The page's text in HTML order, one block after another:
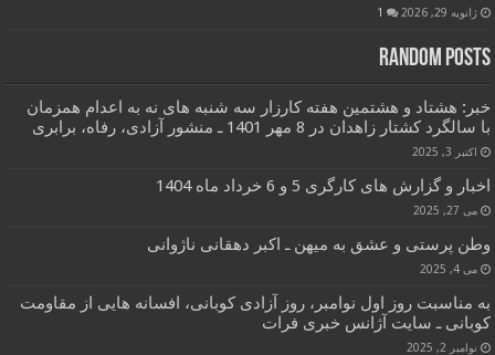
ژانویه 29, 2026 1
Random Posts
خبر: هشتاد و هشتمین هفته کارزار سه شنبه های نه به اعدام همزمان
با سالگرد کشتار زاهدان در 8 مهر 1401 ـ منشور آزادی، رفاه، برابری
اکتبر 3, 2025
اخبار و گزارش های کارگری 5 و 6 خرداد ماه 1404
می 27, 2025
وطن پرستی و عشق به میهن ـ اکبر دهقانی ناژوانی
می 4, 2025
به مناسبت روز اول نوامبر، روز آزادی کوبانی، افسانه هایی از مقاومت
کوبانی ـ سایت آژانس خبری فرات
نوامبر 2, 2025